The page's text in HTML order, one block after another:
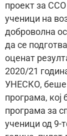
проект за
ученици на
доброволна
да се
оценат
2020/21
УНЕСКО, беше
програма,
програма за
ученици од 9-